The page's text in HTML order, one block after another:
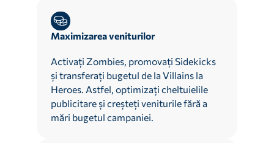
Maximizarea veniturilor
Activați Zombies, promovați Sidekicks
și transferați bugetul de la Villains la
Heroes. Astfel, optimizați cheltuielile
publicitare și creșteți veniturile fără a
mări bugetul campaniei.